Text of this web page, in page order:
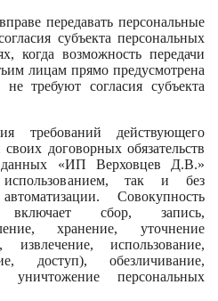
передавать персональные
субъекта персональных
когда возможность передачи
лицам прямо предусмотрена
не требуют согласия субъекта
требований действующего
договорных обязательств
данных «ИП Верховцев Д.В.»
так и без
Совокупность
включает сбор, запись,
хранение, уточнение
извлечение, использование,
доступ), обезличивание,
уничтожение персональных